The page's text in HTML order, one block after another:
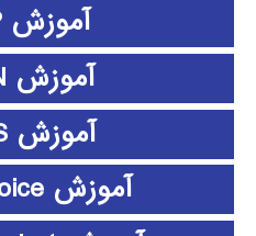
آموزش EMTP
آموزش ePLAN
آموزش ETABS
آموزش expert choice